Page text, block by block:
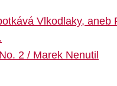
Vlkodlaky, aneb
2 / Marek Nenutil